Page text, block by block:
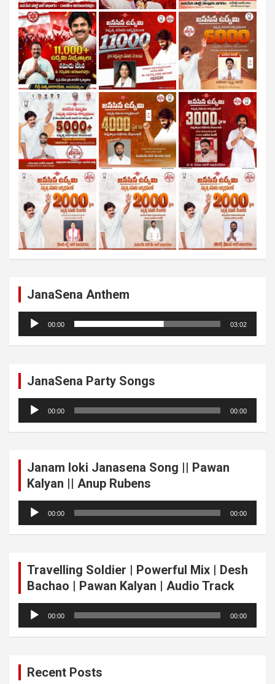
JanaSena Anthem
Audio
Player
00:00 03:02
JanaSena Party Songs
Audio
Player
00:00 00:00
Janam loki Janasena Song || Pawan
Kalyan || Anup Rubens
Audio
Player
00:00 00:00
Travelling Soldier | Powerful Mix | Desh
Bachao | Pawan Kalyan | Audio Track
Audio
Player
00:00 00:00
Recent Posts